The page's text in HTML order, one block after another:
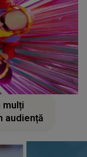
mulți
audiență